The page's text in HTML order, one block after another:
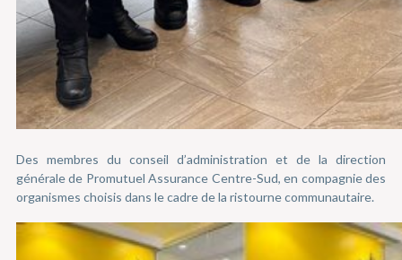
Des membres du conseil d’administration et de la direction
générale de Promutuel Assurance Centre-Sud, en compagnie des
organismes choisis dans le cadre de la ristourne communautaire.